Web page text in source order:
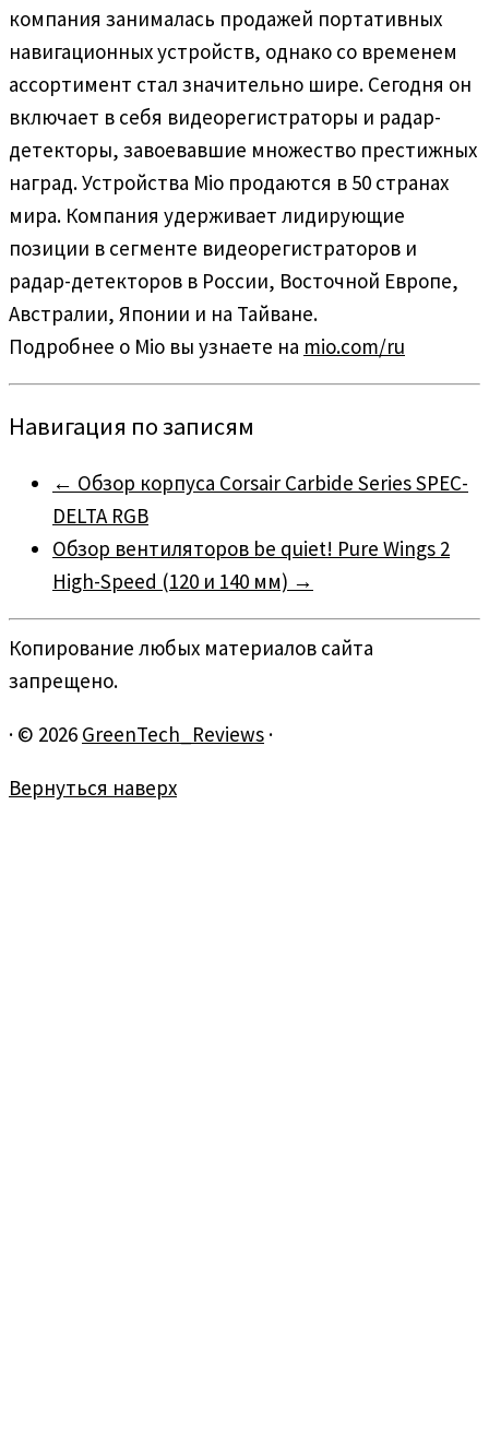
компания занималась продажей портативных
навигационных устройств, однако со временем
ассортимент стал значительно шире. Сегодня он
включает в себя видеорегистраторы и радар-
детекторы, завоевавшие множество престижных
наград. Устройства Mio продаются в 50 странах
мира. Компания удерживает лидирующие
позиции в сегменте видеорегистраторов и
радар-детекторов в России, Восточной Европе,
Австралии, Японии и на Тайване.
Подробнее о Mio вы узнаете на mio.com/ru
Навигация по записям
← Обзор корпуса Corsair Carbide Series SPEC-
DELTA RGB
Обзор вентиляторов be quiet! Pure Wings 2
High-Speed (120 и 140 мм) →
Копирование любых материалов сайта
запрещено.
· © 2026 GreenTech_Reviews ·
Вернуться наверх